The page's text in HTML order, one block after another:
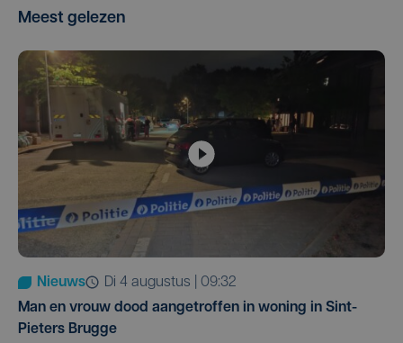
Meest gelezen
Nieuws
di 4 augustus | 09:32
Man en vrouw dood aangetroffen in woning in Sint-
Pieters Brugge